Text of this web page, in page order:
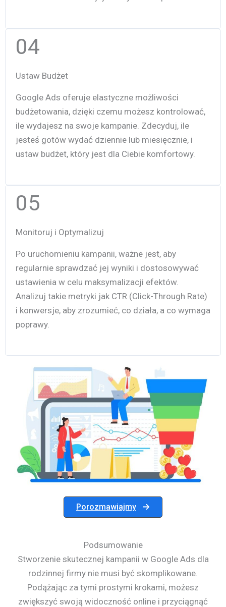
04
Ustaw Budżet
Google Ads oferuje elastyczne możliwości
budżetowania, dzięki czemu możesz kontrolować,
ile wydajesz na swoje kampanie. Zdecyduj, ile
jesteś gotów wydać dziennie lub miesięcznie, i
ustaw budżet, który jest dla Ciebie komfortowy.
05
Monitoruj i Optymalizuj
Po uruchomieniu kampanii, ważne jest, aby
regularnie sprawdzać jej wyniki i dostosowywać
ustawienia w celu maksymalizacji efektów.
Analizuj takie metryki jak CTR (Click-Through Rate)
i konwersje, aby zrozumieć, co działa, a co wymaga
poprawy.
Porozmawiajmy
Podsumowanie
Stworzenie skutecznej kampanii w Google Ads dla
rodzinnej firmy nie musi być skomplikowane.
Podążając za tymi prostymi krokami, możesz
zwiększyć swoją widoczność online i przyciągnąć